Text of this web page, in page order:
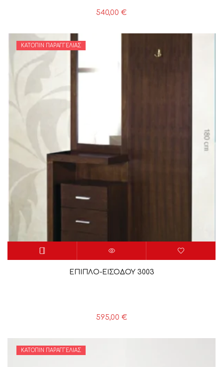
540,00 €
ΚΑΤΌΠΙΝ ΠΑΡΑΓΓΕΛΊΑΣ
ΕΠΙΠΛΟ-ΕΙΣΟΔΟΥ 3003
595,00 €
ΚΑΤΌΠΙΝ ΠΑΡΑΓΓΕΛΊΑΣ